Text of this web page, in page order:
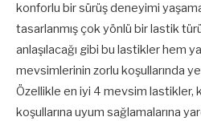
konforlu bir sürüş deneyimi
tasarlanmış çok yönlü bir lastik
anlaşılacağı gibi bu lastikler hem
mevsimlerinin zorlu koşullarında
Özellikle en iyi 4 mevsim lastikler,
koşullarına uyum sağlamalarına